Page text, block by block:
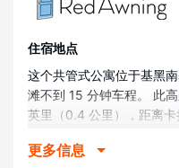
住宿地点
这个共管式公寓位于基黑
滩不到 15 分钟车程。 此
英里（0.4 公里），距离
客房
更多信息